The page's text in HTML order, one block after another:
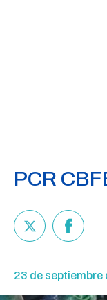
PCR
23 de septiembre